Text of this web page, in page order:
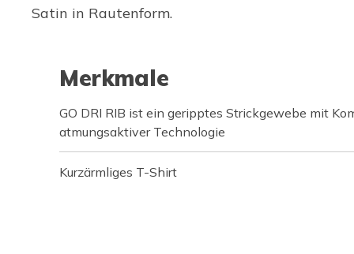
Satin in Rautenform.
Merkmale
GO DRI RIB ist ein geripptes Strickgewebe mit
atmungsaktiver Technologie
Kurzärmliges T-Shirt